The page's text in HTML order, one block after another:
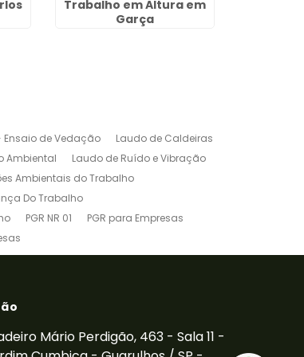
Trabalho em Altura em
Garça
Ensaio de Vedação
Laudo de Caldeiras
Ambiental
Laudo de Ruído e Vibração
Ambientais do Trabalho
Do Trabalho
PGR NR 01
PGR para Empresas
Treinamento de Cipa
Mário Perdigão, 463 - Sala 11 -